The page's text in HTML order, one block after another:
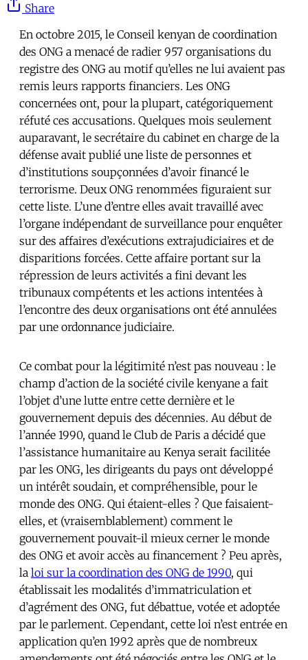
Share
En octobre 2015, le Conseil kenyan de coordination
des ONG a menacé de radier 957 organisations du
registre des ONG au motif qu’elles ne lui avaient pas
remis leurs rapports financiers. Les ONG
concernées ont, pour la plupart, catégoriquement
réfuté ces accusations. Quelques mois seulement
auparavant, le secrétaire du cabinet en charge de la
défense avait publié une liste de personnes et
d’institutions soupçonnées d’avoir financé le
terrorisme. Deux ONG renommées figuraient sur
cette liste. L’une d’entre elles avait travaillé avec
l’organe indépendant de surveillance pour enquêter
sur des affaires d’exécutions extrajudiciaires et de
disparitions forcées. Cette affaire portant sur la
répression de leurs activités a fini devant les
tribunaux compétents et les actions intentées à
l’encontre des deux organisations ont été annulées
par une ordonnance judiciaire.
Ce combat pour la légitimité n’est pas nouveau : le
champ d’action de la société civile kenyane a fait
l’objet d’une lutte entre cette dernière et le
gouvernement depuis des décennies. Au début de
l’année 1990, quand le Club de Paris a décidé que
l’assistance humanitaire au Kenya serait facilitée
par les ONG, les dirigeants du pays ont développé
un intérêt soudain, et compréhensible, pour le
monde des ONG. Qui étaient-elles ? Que faisaient-
elles, et (vraisemblablement) comment le
gouvernement pouvait-il mieux cerner le monde
des ONG et avoir accès au financement ? Peu après,
la loi sur la coordination des ONG de 1990, qui
établissait les modalités d’immatriculation et
d’agrément des ONG, fut débattue, votée et adoptée
par le parlement. Cependant, cette loi n’est entrée en
application qu’en 1992 après que de nombreux